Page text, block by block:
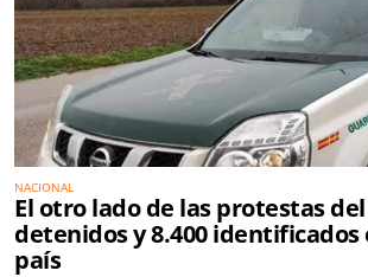
NACIONAL
El otro lado de las protestas
detenidos y 8.400 identificados
país